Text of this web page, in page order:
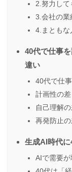
2.努力し
3.会社の業
4.まともな
40代で仕事
違い
40代で仕
計画性の
自己理解
再発防止
生成AI時代
AIで需要